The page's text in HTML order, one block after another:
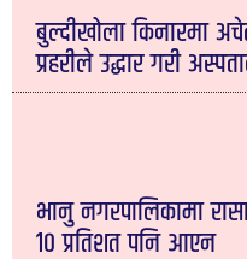
बुल्दीखोला किनारमा
प्रहरीले उद्धार गरी
भानु नगरपालिकामा
१० प्रतिशत पनि आएन